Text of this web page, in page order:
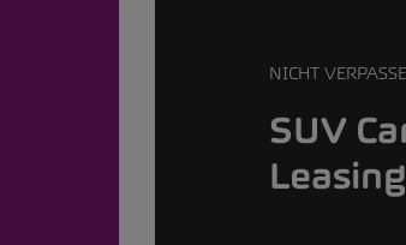
NICHT
SUV
Leasing